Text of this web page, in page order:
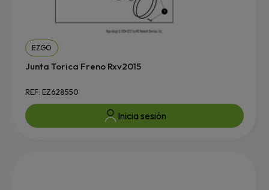
EZGO
Junta Torica Freno Rxv2015
REF: EZ628550
Inicia sesión